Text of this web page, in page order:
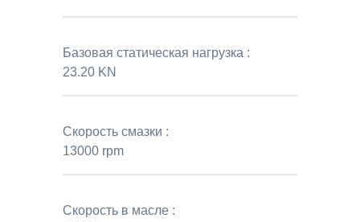
Базовая статическая нагрузка :
23.20 KN
Скорость смазки :
13000 rpm
Скорость в масле :